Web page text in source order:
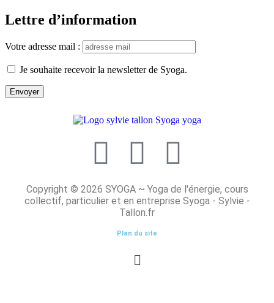
Lettre d’information
Votre adresse mail :
Je souhaite recevoir la newsletter de Syoga.
Copyright © 2026 SYOGA ~ Yoga de l'énergie, cours
collectif, particulier et en entreprise Syoga - Sylvie -
Tallon.fr
Plan du site